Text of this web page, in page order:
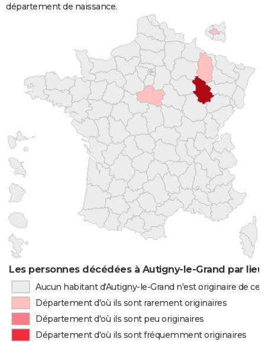
département de naissance.
Les personnes décédées à Autigny-le-Grand par
Aucun habitant d'Autigny-le-Grand n'est originaire de
Département d'où ils sont rarement originaires
Département d'où ils sont peu originaires
Département d'où ils sont fréquemment originaires